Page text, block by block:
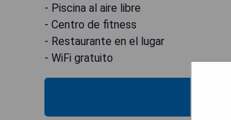
- Piscina al aire libre
- Centro de fitness
- Restaurante en el lugar
- WiFi gratuito